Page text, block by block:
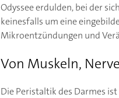
Odyssee erdulden, bei der
keinesfalls um eine
Mikroentzündungen und
Von Muskeln,
Die Peristaltik des Darmes